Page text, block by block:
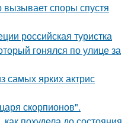
вызывает споры спустя
российская туристка
гонялся по улице за
самых ярких актрис
скорпионов".